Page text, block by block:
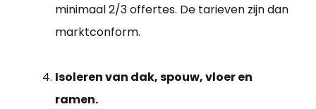
minimaal 2/3 offertes. De tarieven zijn dan
marktconform.
Isoleren van dak, spouw, vloer en
ramen.